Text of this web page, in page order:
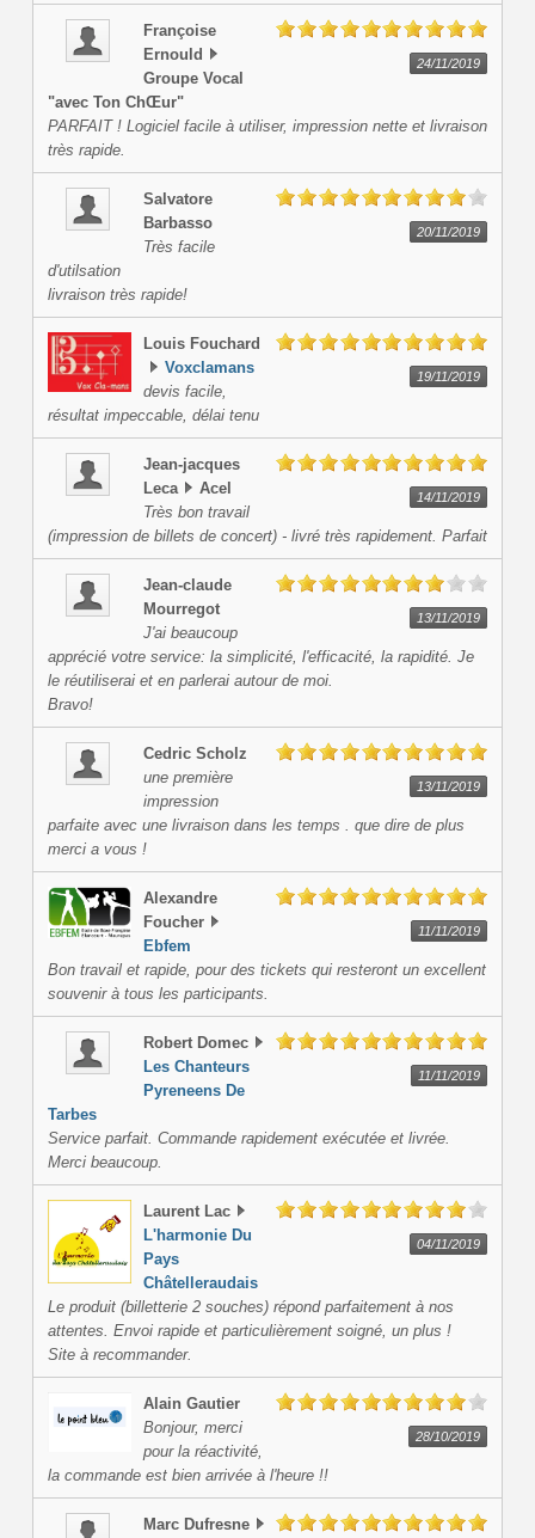
24/11/2019
Françoise
Ernould
Groupe Vocal
"avec Ton ChŒur"
PARFAIT ! Logiciel facile à utiliser, impression nette et livraison
très rapide.
20/11/2019
Salvatore
Barbasso
Très facile
d'utilsation
livraison très rapide!
19/11/2019
Louis Fouchard
Voxclamans
devis facile,
résultat impeccable, délai tenu
14/11/2019
Jean-jacques
Leca
Acel
Très bon travail
(impression de billets de concert) - livré très rapidement. Parfait
13/11/2019
Jean-claude
Mourregot
J'ai beaucoup
apprécié votre service: la simplicité, l'efficacité, la rapidité. Je
le réutiliserai et en parlerai autour de moi.
Bravo!
13/11/2019
Cedric Scholz
une première
impression
parfaite avec une livraison dans les temps . que dire de plus
merci a vous !
11/11/2019
Alexandre
Foucher
Ebfem
Bon travail et rapide, pour des tickets qui resteront un excellent
souvenir à tous les participants.
11/11/2019
Robert Domec
Les Chanteurs
Pyreneens De
Tarbes
Service parfait. Commande rapidement exécutée et livrée.
Merci beaucoup.
04/11/2019
Laurent Lac
L'harmonie Du
Pays
Châtelleraudais
Le produit (billetterie 2 souches) répond parfaitement à nos
attentes. Envoi rapide et particulièrement soigné, un plus !
Site à recommander.
28/10/2019
Alain Gautier
Bonjour, merci
pour la réactivité,
la commande est bien arrivée à l'heure !!
Marc Dufresne